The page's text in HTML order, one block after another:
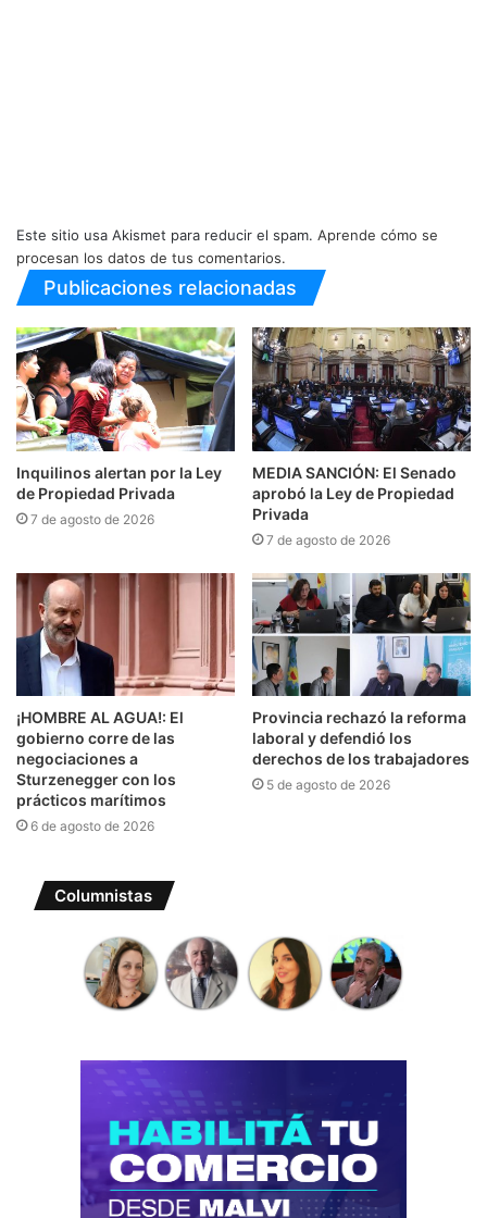
Este sitio usa Akismet para reducir el spam. Aprende cómo se
procesan los datos de tus comentarios.
Publicaciones relacionadas
Inquilinos alertan por la Ley
de Propiedad Privada
7 de agosto de 2026
MEDIA SANCIÓN: El Senado
aprobó la Ley de Propiedad
Privada
7 de agosto de 2026
¡HOMBRE AL AGUA!: El
gobierno corre de las
negociaciones a
Sturzenegger con los
prácticos marítimos
6 de agosto de 2026
Provincia rechazó la reforma
laboral y defendió los
derechos de los trabajadores
5 de agosto de 2026
Columnistas